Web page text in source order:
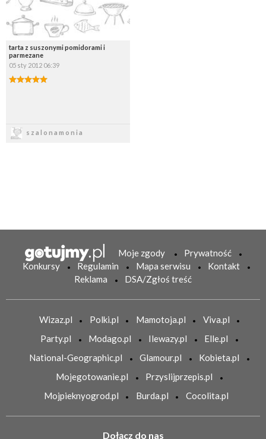
tarta z suszonymi pomidorami i
parmezane
05 sty 2012 06:39
szalonamonia
Moje zgody
Prywatność
Konkursy
Regulamin Mapa serwisu
Kontakt
Reklama
DSA/Zgłoś treść
Wizaz.pl Polki.pl Mamotoja.pl
Viva.pl
Party.pl
Modago.pl Ilewazy.pl
Elle.pl
National-Geographic.pl
Glamour.pl
Kobieta.pl
Mojegotowanie.pl
Przyslijprzepis.pl
Mojpieknyogrod.pl
Burda.pl Cocolita.pl
Dołącz do nas